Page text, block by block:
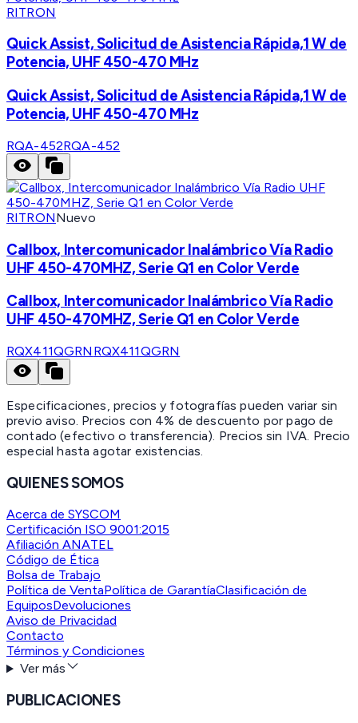
RITRON
Quick Assist, Solicitud de Asistencia Rápida,1 W de
Potencia, UHF 450-470 MHz
Quick Assist, Solicitud de Asistencia Rápida,1 W de
Potencia, UHF 450-470 MHz
RQA-452RQA-452
RITRONNuevo
Callbox, Intercomunicador Inalámbrico Vía Radio
UHF 450-470MHZ, Serie Q1 en Color Verde
Callbox, Intercomunicador Inalámbrico Vía Radio
UHF 450-470MHZ, Serie Q1 en Color Verde
RQX411QGRN RQX411QGRN
Especificaciones, precios y fotografías pueden variar sin
previo aviso. Precios con 4% de descuento por pago de
contado (efectivo o transferencia). Precios sin IVA. Precio
especial hasta agotar existencias.
QUIENES SOMOS
Acerca de SYSCOM
Certificación ISO 9001:2015
Afiliación ANATEL
Código de Ética
Bolsa de Trabajo
Política de VentaPolítica de GarantíaClasificación de
EquiposDevoluciones
Aviso de Privacidad
Contacto
Términos y Condiciones
Ver más
PUBLICACIONES